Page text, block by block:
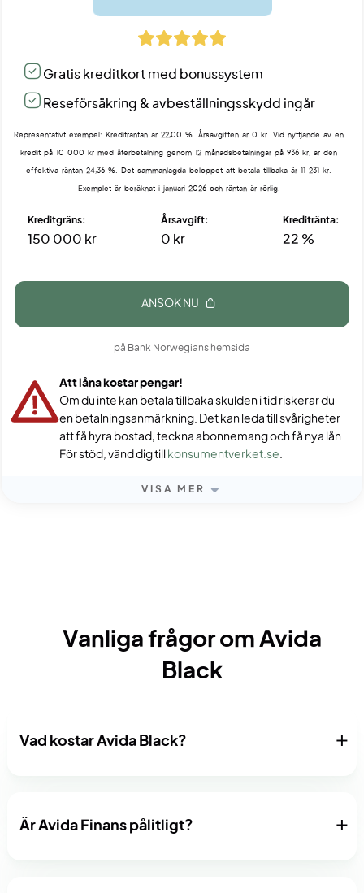
Gratis kreditkort med bonussystem
Reseförsäkring & avbeställningsskydd ingår
Representativt exempel: Krediträntan är 22,00 %. Årsavgiften är 0 kr. Vid nyttjande av en
kredit på 10 000 kr med återbetalning genom 12 månadsbetalningar på 936 kr, är den
effektiva räntan 24,36 %. Det sammanlagda beloppet att betala tillbaka är 11 231 kr.
Exemplet är beräknat i januari 2026 och räntan är rörlig.
Kreditgräns:
150 000 kr
Årsavgift:
0 kr
Kreditränta:
22 %
ANSÖK NU
på Bank Norwegians hemsida
Att låna kostar pengar!
Om du inte kan betala tillbaka skulden i tid riskerar du
en betalningsanmärkning. Det kan leda till svårigheter
att få hyra bostad, teckna abonnemang och få nya lån.
För stöd, vänd dig till
konsumentverket.se.
VISA MER
Vanliga frågor om Avida
Black
Vad kostar Avida Black?
Är Avida Finans pålitligt?